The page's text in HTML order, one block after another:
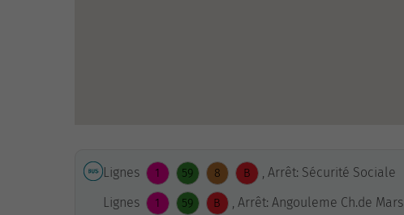
Lignes 1 59 8 B
, Arrêt: Sécurité Sociale
Lignes
1 59 B
, Arrêt: Angouleme Ch.de Mars